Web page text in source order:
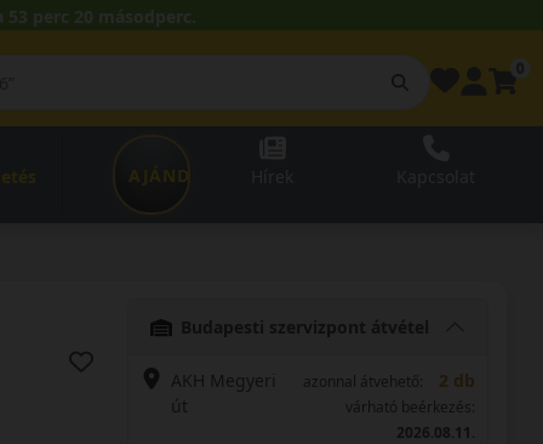
53 perc 19 másodperc.
AJÁNDÉKUTALVÁNY
Budapesti szervizpont átvétel
AKH Megyeri
út
azonnal átvehető: 2 db
várható beérkezés:
2026.08.11.